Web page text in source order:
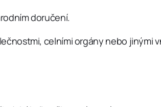
doručení.
celními orgány nebo jinými